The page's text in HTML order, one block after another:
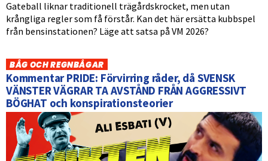
Gateball liknar traditionell trägårdskrocket, men utan
krångliga regler som få förstår. Kan det här ersätta kubbspel
från bensinstationen? Läge att satsa på VM 2026?
BÅG OCH REGNBÅGAR
Kommentar PRIDE: Förvirring råder, då SVENSK
VÄNSTER VÄGRAR TA AVSTÅND FRÅN AGGRESSIVT
BÖGHAT och konspirationsteorier